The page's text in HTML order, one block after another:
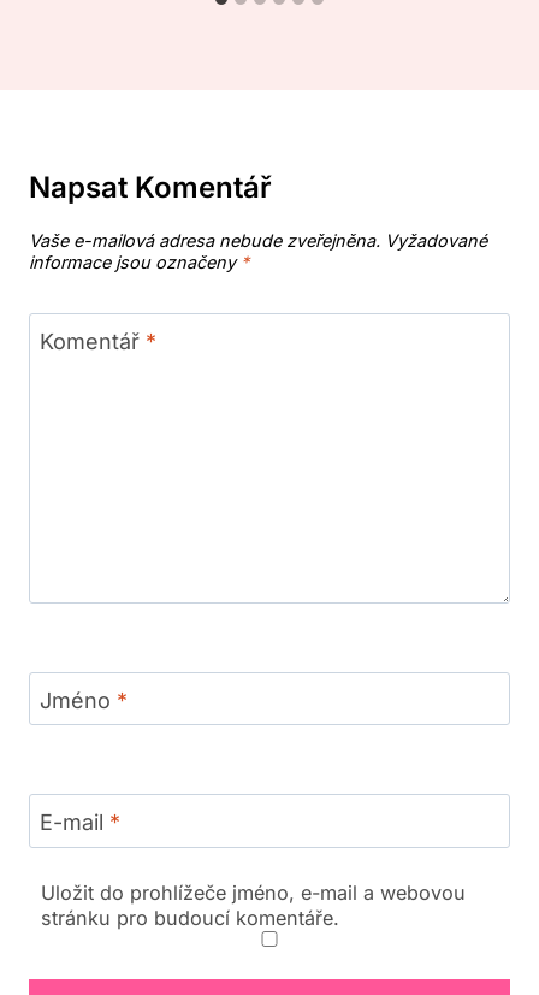
Napsat Komentář
Vaše e-mailová adresa nebude zveřejněna. Vyžadované
informace jsou označeny *
Komentář *
Jméno *
E-mail *
Uložit do prohlížeče jméno, e-mail a webovou
stránku pro budoucí komentáře.